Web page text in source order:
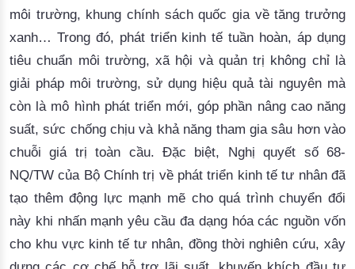
môi trường, khung chính sách quốc gia về tăng trưởng
xanh… Trong đó, phát triển kinh tế tuần hoàn, áp dụng
tiêu chuẩn môi trường, xã hội và quản trị không chỉ là
giải pháp môi trường, sử dụng hiệu quả tài nguyên mà
còn là mô hình phát triển mới, góp phần nâng cao năng
suất, sức chống chịu và khả năng tham gia sâu hơn vào
chuỗi giá trị toàn cầu. Đặc biệt, Nghị quyết số 68-
NQ/TW của Bộ Chính trị về phát triển kinh tế tư nhân đã
tạo thêm động lực mạnh mẽ cho quá trình chuyển đổi
này khi nhấn mạnh yêu cầu đa dạng hóa các nguồn vốn
cho khu vực kinh tế tư nhân, đồng thời nghiên cứu, xây